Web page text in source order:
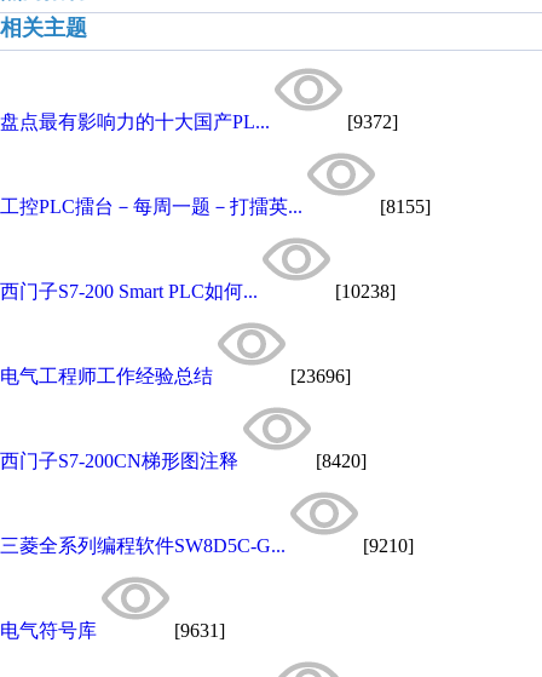
相关主题
盘点最有影响力的十大国产PL... [9372]
工控PLC擂台－每周一题－打擂英... [8155]
西门子S7-200 Smart PLC如何... [10238]
电气工程师工作经验总结 [23696]
西门子S7-200CN梯形图注释 [8420]
三菱全系列编程软件SW8D5C-G... [9210]
电气符号库 [9631]